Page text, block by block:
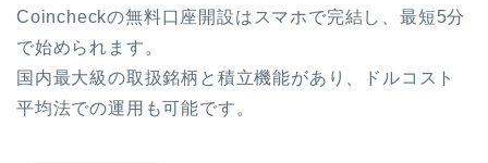
Coincheckの無料口座開設はスマホで完結し、最短5分
で始められます。
国内最大級の取扱銘柄と積立機能があり、ドルコスト
平均法での運用も可能です。